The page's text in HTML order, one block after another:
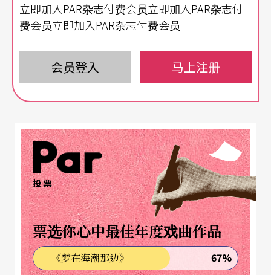
整场演出细腻铺陈情节，并以象征性的舞台语言带
领观众一同反思自身价值观。在第一场景中，3位角
色共同穿上巨大的卵子服装，手握红色胶带延伸至
观众席。而律师角色从观众席走向舞台，模糊了演
场仿佛成为一场公共辩论。律师的提问直接触及伦
理选择的难题，将观众从旁观者变为参与者。
戏中不乏幽默对话，为剧情增添了生活化趣味。例
如，姐姐与伴侣因孩子姓氏问题争执，甚至用打乒
乓球的方式决定名字。然而，随著矛盾加深，姐弟
与姐姐伴侣之间的激烈争论揭开了每个角色内心的
立即加入PAR杂志付费会员立即加入PAR杂志付
费会员立即加入PAR杂志付费会员
会员登入 马上注册
投票
票选你心中最佳年度戏曲作品
《梦在海潮那边》 67%